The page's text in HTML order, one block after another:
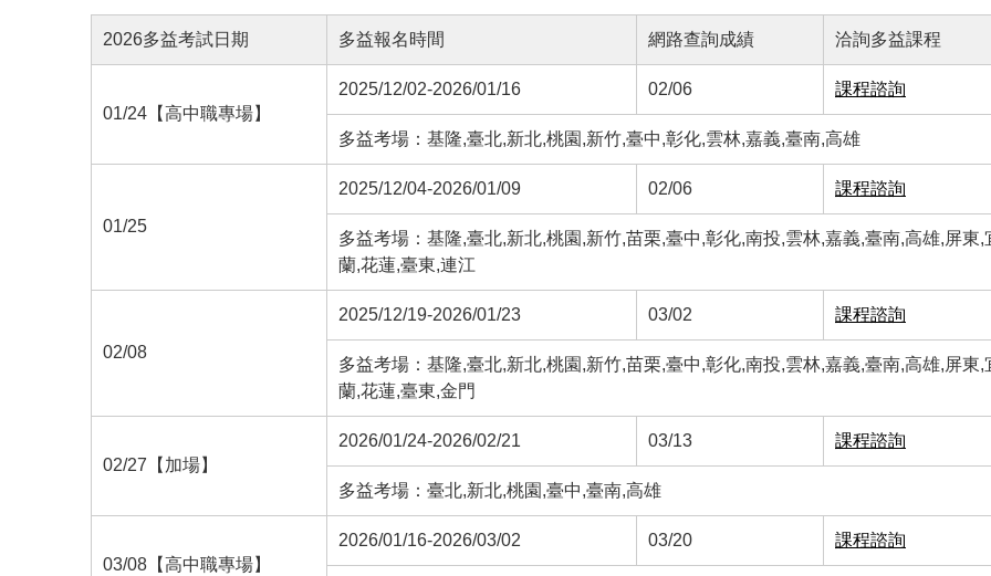
2026多益考試日期 多益報名時間 網路查詢成績 洽詢多益課程
01/24【高中職專場】
2025/12/02-2026/01/16 02/06 課程諮詢
多益考場：基隆,臺北,新北,桃園,新竹,臺中,彰化,雲林,嘉義,臺南,高雄
01/25
2025/12/04-2026/01/09 02/06 課程諮詢
多益考場：基隆,臺北,新北,桃園,新竹,苗栗,臺中,彰化,南投,雲林,嘉義,臺南,高雄,屏東,
蘭,花蓮,臺東,連江
02/08
2025/12/19-2026/01/23 03/02 課程諮詢
多益考場：基隆,臺北,新北,桃園,新竹,苗栗,臺中,彰化,南投,雲林,嘉義,臺南,高雄,屏東,
蘭,花蓮,臺東,金門
02/27【加場】
2026/01/24-2026/02/21 03/13 課程諮詢
多益考場：臺北,新北,桃園,臺中,臺南,高雄
03/08【高中職專場】
2026/01/16-2026/03/02 03/20 課程諮詢